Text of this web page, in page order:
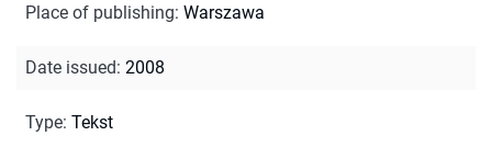
Place of publishing: Warszawa
Date issued: 2008
Type: Tekst